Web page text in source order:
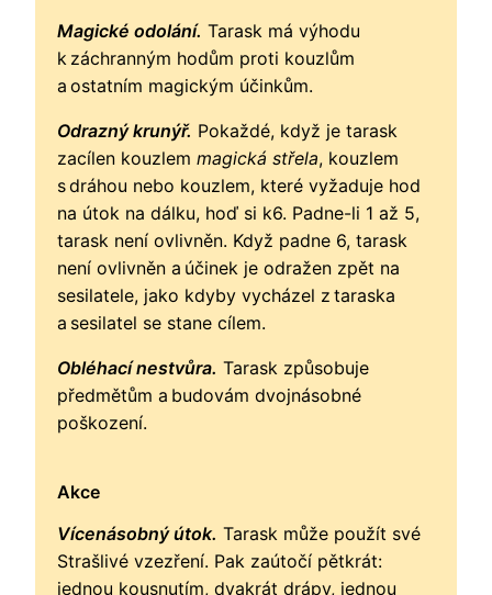
Magické odolání. Tarask má výhodu
k záchranným hodům proti kouzlům
a ostatním magickým účinkům.
Odrazný krunýř. Pokaždé, když je tarask
zacílen kouzlem magická střela, kouzlem
s dráhou nebo kouzlem, které vyžaduje hod
na útok na dálku, hoď si k6. Padne-li 1 až 5,
tarask není ovlivněn. Když padne 6, tarask
není ovlivněn a účinek je odražen zpět na
sesilatele, jako kdyby vycházel z taraska
a sesilatel se stane cílem.
Obléhací nestvůra. Tarask způsobuje
předmětům a budovám dvojnásobné
poškození.
Akce
Vícenásobný útok. Tarask může použít své
Strašlivé vzezření. Pak zaútočí pětkrát:
jednou kousnutím, dvakrát drápy, jednou